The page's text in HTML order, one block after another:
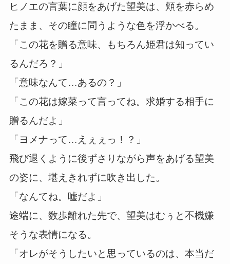
ヒノエの言葉に顔をあげた望美は、頬を赤らめ
たまま、その瞳に問うような色を浮かべる。
「この花を贈る意味、もちろん姫君は知ってい
るんだろ？」
「意味なんて…あるの？」
「この花は嫁菜って言ってね。求婚する相手に
贈るんだよ」
「ヨメナって…えぇぇっ！？」
飛び退くように後ずさりながら声をあげる望美
の姿に、堪えきれずに吹き出した。
「なんてね。嘘だよ」
途端に、数歩離れた先で、望美はむぅと不機嫌
そうな表情になる。
「オレがそうしたいと思っているのは、本当だ